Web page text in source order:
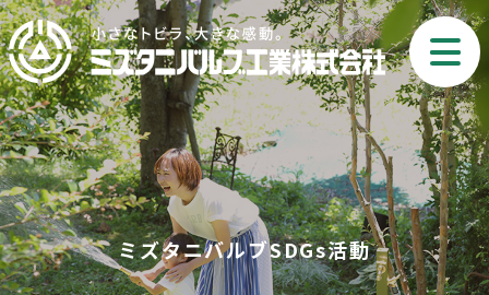
ミズタニバルブSDGs活動